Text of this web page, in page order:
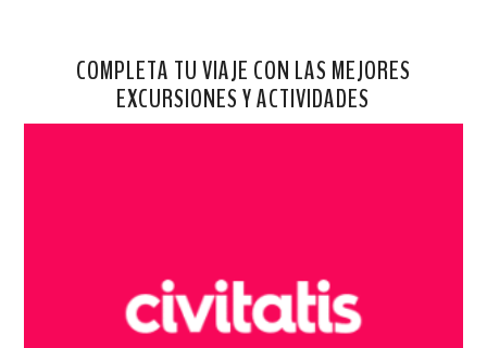
COMPLETA TU VIAJE CON LAS MEJORES
EXCURSIONES Y ACTIVIDADES